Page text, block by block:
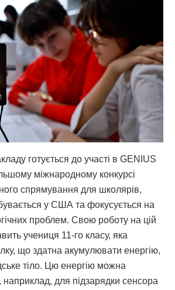
готується до участі в GENIUS
міжнародному конкурсі
спрямування для школярів,
у США та фокусується на
проблем. Свою роботу на цій
учениця 11-го класу, яка
що здатна акумулювати енергію,
тіло. Цю енергію можна
наприклад, для підзарядки сенсора